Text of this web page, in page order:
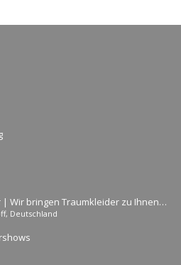
Wir bringen Traumkleider zu Ihnen
Deutschland